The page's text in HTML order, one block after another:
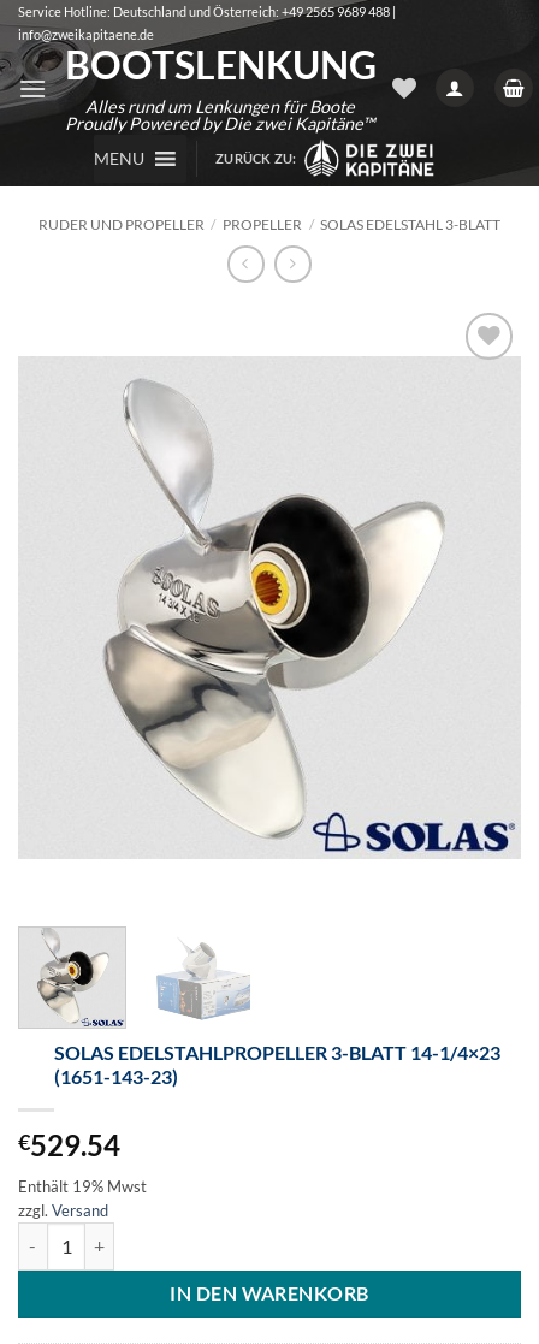
Zum
Inhalt
springen
Service Hotline: Deutschland und Österreich: +49 2565 9689 488 |
info@zweikapitaene.de
BOOTSLENKUNG
Alles rund um Lenkungen für Boote
Proudly Powered by Die zwei Kapitäne™
MENU
ZURÜCK ZU:
RUDER UND PROPELLER / PROPELLER / SOLAS EDELSTAHL 3-BLATT
SOLAS EDELSTAHLPROPELLER 3-BLATT 14-1/4×23
(1651-143-23)
€529.54
Enthält 19% Mwst
zzgl. Versand
IN DEN WARENKORB